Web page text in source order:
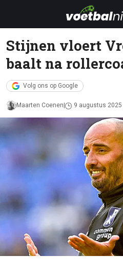
Stijnen vloert
baalt na
Volg ons op Google
Maarten Coenen 9 augustus 2025